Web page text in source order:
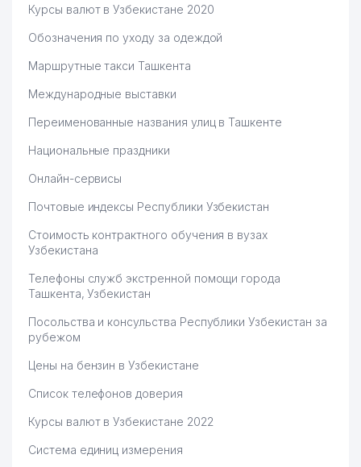
Курсы валют в Узбекистане 2020
Обозначения по уходу за одеждой
Маршрутные такси Ташкента
Международные выставки
Переименованные названия улиц в Ташкенте
Национальные праздники
Онлайн-сервисы
Почтовые индексы Республики Узбекистан
Стоимость контрактного обучения в вузах
Узбекистана
Телефоны служб экстренной помощи города
Ташкента, Узбекистан
Посольства и консульства Республики Узбекистан за
рубежом
Цены на бензин в Узбекистане
Список телефонов доверия
Курсы валют в Узбекистане 2022
Система единиц измерения